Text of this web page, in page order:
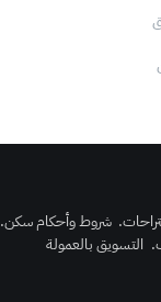
. شروط وأحكام سكن.
. التسويق بالعمولة